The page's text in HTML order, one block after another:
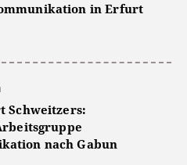
in Erfurt
Schweitzers:
nach Gabun